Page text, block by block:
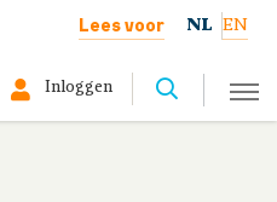
Lees voor NL EN
Inloggen